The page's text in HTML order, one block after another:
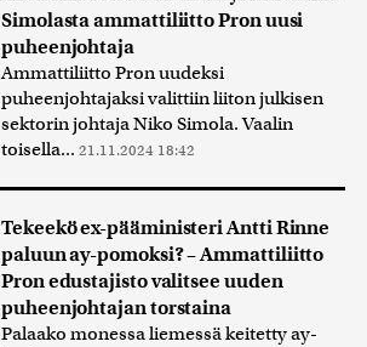
Simolasta ammattiliitto Pron uusi
puheenjohtaja
Ammattiliitto Pron uudeksi
puheenjohtajaksi valittiin liiton julkisen
sektorin johtaja Niko Simola. Vaalin
toisella... 21.11.2024 18:42
Tekeekö ex-pääministeri Antti Rinne
paluun ay-pomoksi? – Ammattiliitto
Pron edustajisto valitsee uuden
puheenjohtajan torstaina
Palaako monessa liemessä keitetty ay-